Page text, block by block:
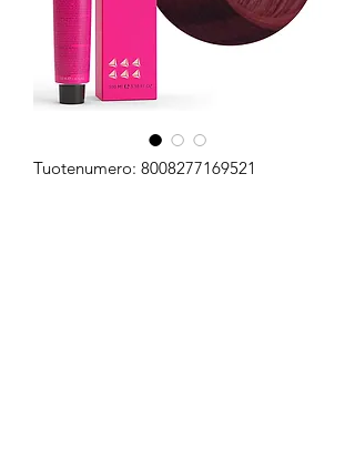
Tuotenumero: 8008277169521